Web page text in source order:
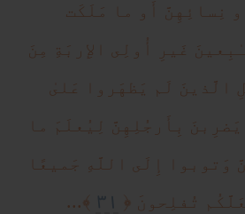
نِسائِهِنَّ أَو ما مَلَكَت
غَيرِ أُولِى الإِربَةِ مِنَ
الَّذينَ لَم يَظهَروا عَلىٰ
يَضرِبنَ بِأَرجُلِهِنَّ لِيُعلَمَ ما
وَتوبوا إِلَى اللَّهِ جَميعًا
تُفلِحونَ ﴿ ٣١ ﴾...